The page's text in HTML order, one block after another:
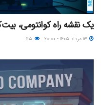
یک نقشه راه کوانتومی،